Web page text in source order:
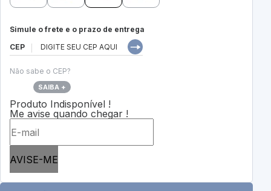
Simule o frete e o prazo de entrega
CEP
Não sabe o CEP?
SAIBA +
Produto Indisponível !
Me avise quando chegar !
AVISE-ME